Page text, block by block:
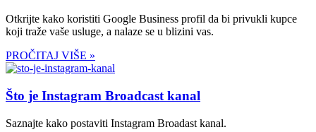
Otkrijte kako koristiti Google Business profil da bi privukli kupce
koji traže vaše usluge, a nalaze se u blizini vas.
PROČITAJ VIŠE »
Što je Instagram Broadcast kanal
Saznajte kako postaviti Instagram Broadast kanal.